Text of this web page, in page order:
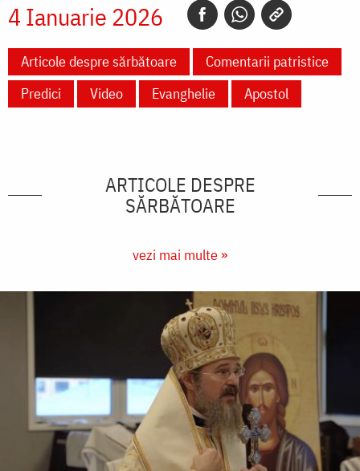
4 Ianuarie 2026
Articole despre sărbătoare
Comentarii patristice
Predici
Video Evanghelie Apostol
ARTICOLE DESPRE
SĂRBĂTOARE
vezi mai multe »